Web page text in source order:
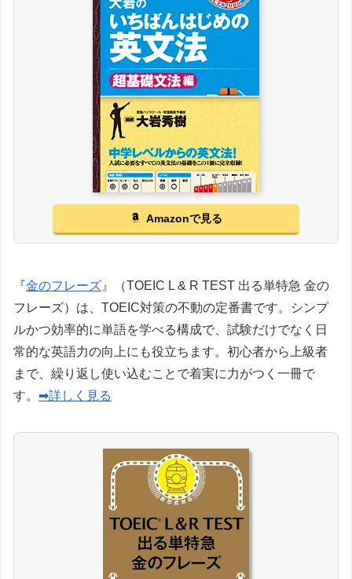
Amazonで見る
『金のフレーズ 』（TOEIC L & R TEST 出る単特急 金の
フレーズ）は、TOEIC対策の不動の定番書です。シンプ
ルかつ効率的に単語を学べる構成で、試験だけでなく日
常的な英語力の向上にも役立ちます。初心者から上級者
まで、繰り返し使い込むことで着実に力がつく一冊で
す。 ➡詳しく見る